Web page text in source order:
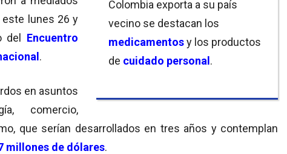
Colombia exporta a su país
vecino se destacan los
medicamentosy los productos
de cuidado personal.
este lunes 26 y
del Encuentro
.
en asuntos
comercio,
que serían desarrollados en tres años y contemplan
millones de dólares.